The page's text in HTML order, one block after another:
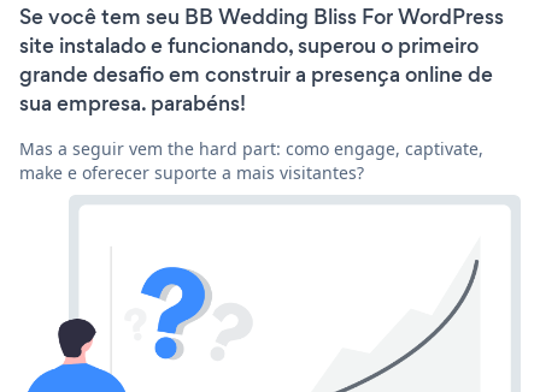
Se você tem seu BB Wedding Bliss For WordPress
site instalado e funcionando, superou o primeiro
grande desafio em construir a presença online de
sua empresa. parabéns!
Mas a seguir vem the hard part: como engage, captivate,
make e oferecer suporte a mais visitantes?